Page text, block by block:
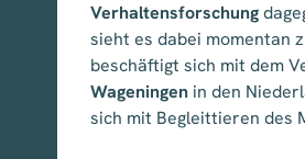
Verhaltensforschung
sieht es dabei momentan
beschäftigt sich mit dem
Wageningen in den
sich mit Begleittieren des